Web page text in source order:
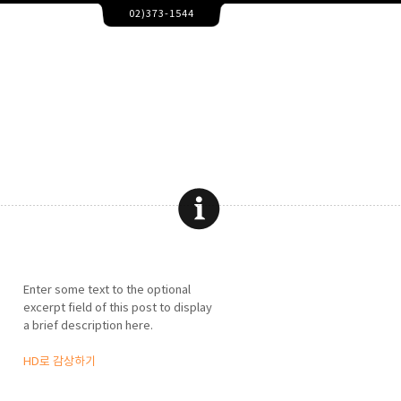
정,모션그래픽,유튜브영상편집,인터넷방송,동영상제작,이벤트영상제작,광고영
02)373-1544
Enter some text to the optional
excerpt field of this post to display
a brief description here.
HD로 감상하기